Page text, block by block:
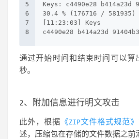
5
6
7
8
Keys: c4490e28 b414a23d
30.4 % (176716 / 581935)
[11:23:03] Keys
c4490e28 b414a23d
通过开始时间和结束时间可以算
秒。
2、附加信息进行明文攻击
此外，根据 《ZIP文件格式规范》
述，压缩包在存储的文件数据之前